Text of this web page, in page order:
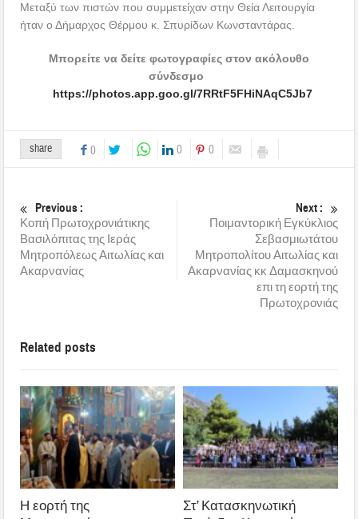
Μεταξύ των πιστών που συμμετείχαν στην Θεία Λειτουργία
ήταν ο Δήμαρχος Θέρμου κ. Σπυρίδων Κωνσταντάρας.
Μπορείτε να δείτε φωτογραφίες στον ακόλουθο
σύνδεσμο
https://photos.app.goo.gl/7RRtF5FHiNAqC5Jb7
share 0 0 0
Previous :
Κοπή Πρωτοχρονιάτικης
Βασιλόπιτας της Ιεράς
Μητροπόλεως Αιτωλίας και
Ακαρνανίας
Next :
Ποιμαντορική Εγκύκλιος
Σεβασμιωτάτου
Μητροπολίτου Αιτωλίας και
Ακαρνανίας κκ Δαμασκηνού
επι τη εορτή της
Πρωτοχρονιάς
Related posts
Η εορτή της
Στ’ Κατασκηνωτική